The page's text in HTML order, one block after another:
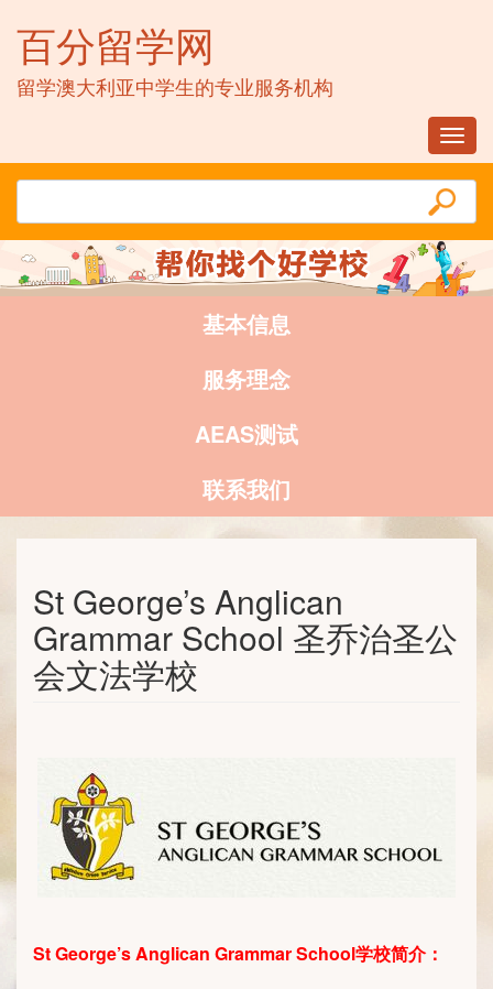
百分留学网
留学澳大利亚中学生的专业服务机构
基本信息
服务理念
AEAS测试
联系我们
St George’s Anglican
Grammar School 圣乔治圣公
会文法学校
St George’s Anglican Grammar School学校简介：